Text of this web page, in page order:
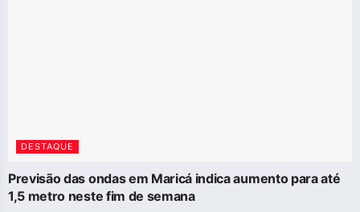
DESTAQUE
Previsão das ondas em Maricá indica aumento para até
1,5 metro neste fim de semana